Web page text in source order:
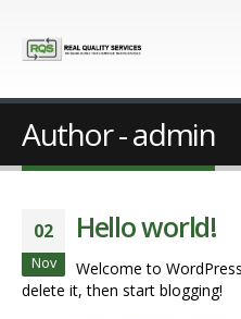
Author - admin
02
Nov
Hello world!
Welcome to
delete it, then start blogging!